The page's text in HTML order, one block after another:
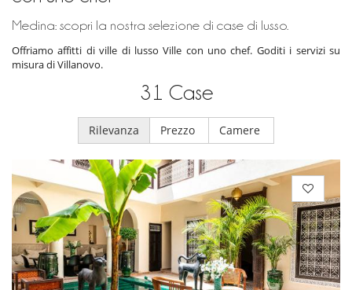
Medina: scopri la nostra selezione di case di lusso.
Offriamo affitti di ville di lusso Ville con uno chef. Goditi i servizi su
misura di Villanovo.
31 Case
Rilevanza Prezzo Camere